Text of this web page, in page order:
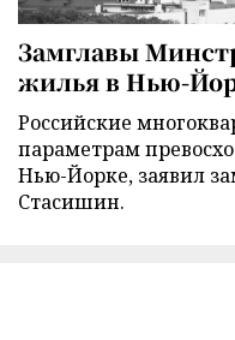
Замглавы
жилья в Нью-
Российские
параметрам
Нью-Йорке, заявил
Стасишин.